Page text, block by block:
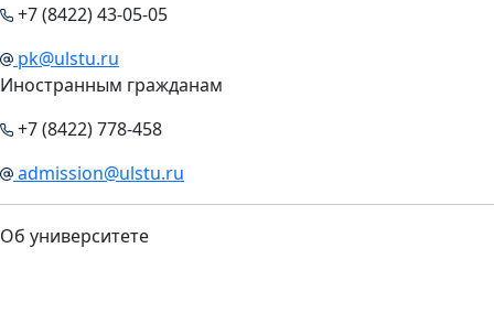
+7 (8422) 43-05-05
pk@ulstu.ru
Иностранным гражданам
+7 (8422) 778-458
admission@ulstu.ru
Об университете